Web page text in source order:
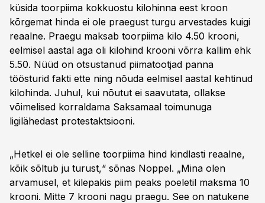
küsida toorpiima kokkuostu kilohinna eest kroon
kõrgemat hinda ei ole praegust turgu arvestades kuigi
reaalne. Praegu maksab toorpiima kilo 4.50 krooni,
eelmisel aastal aga oli kilohind krooni võrra kallim ehk
5.50. Nüüd on otsustanud piimatootjad panna
töösturid fakti ette ning nõuda eelmisel aastal kehtinud
kilohinda. Juhul, kui nõutut ei saavutata, ollakse
võimelised korraldama Saksamaal toimunuga
ligilähedast protestaktsiooni.
„Hetkel ei ole selline toorpiima hind kindlasti reaalne,
kõik sõltub ju turust,“ sõnas Noppel. „Mina olen
arvamusel, et kilepakis piim peaks poeletil maksma 10
krooni. Mitte 7 krooni nagu praegu. See on natukene